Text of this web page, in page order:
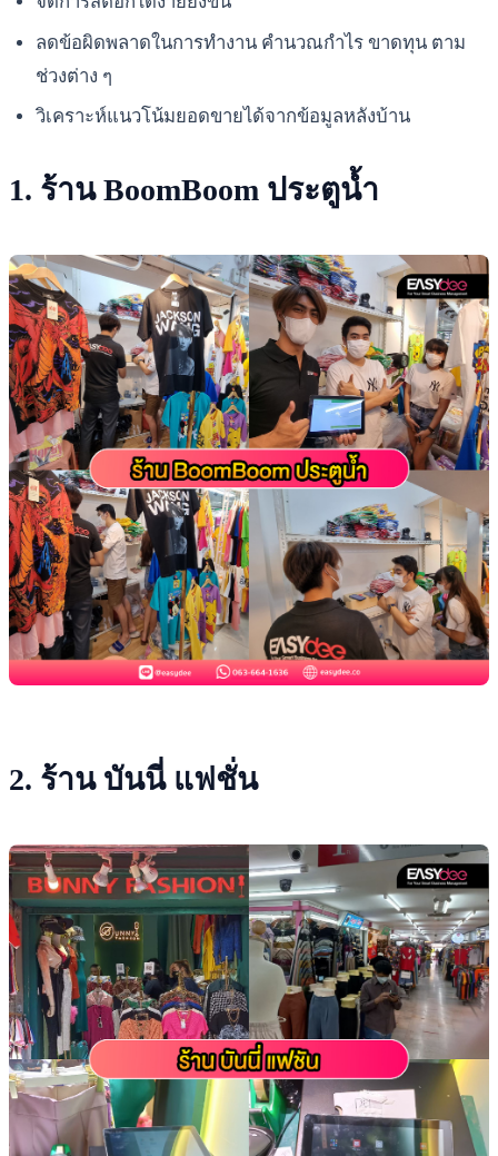
ลดข้อผิดพลาดในการทำงาน คำนวณกำไร ขาดทุน ตาม
ช่วงต่าง ๆ
วิเคราะห์แนวโน้มยอดขายได้จากข้อมูลหลังบ้าน
1. ร้าน BoomBoom ประตูน้ำ
2. ร้าน บันนี่ แฟชั่น